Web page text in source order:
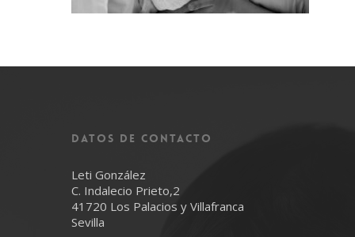
Datos de Contacto
Leti González
C. Indalecio Prieto,2
41720 Los Palacios y Villafranca
Sevilla